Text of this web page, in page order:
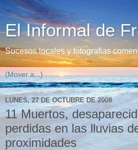
El Informal de
Sucesos locales y fotografias
LUNES, 27 DE OCTUBRE DE 2008
11 Muertos,
perdidas en las lluvias
proximidades